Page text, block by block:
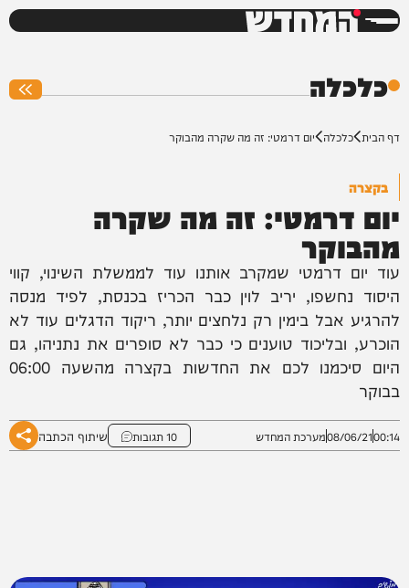
המחדש
כלכלה
דף הבית כלכלה יום דרמטי: זה מה שקרה מהבוקר
בקצרה
יום דרמטי: זה מה שקרה
מהבוקר
עוד יום דרמטי שמקרב אותנו עוד לממשלת השינוי, קווי
היסוד נחשפו, יריב לוין כבר הכריז בכנסת, לפיד מנסה
להרגיע אבל בימין רק נלחצים יותר, ריקוד הדגלים עוד לא
הוכרע, ובליכוד טוענים כי כבר לא סופרים את נתניהו, גם
היום סיכמנו לכם את החדשות בקצרה מהשעה 06:00
בבוקר
00:14
08/06/21מערכת המחדש 10 תגובות שיתוף הכתבה